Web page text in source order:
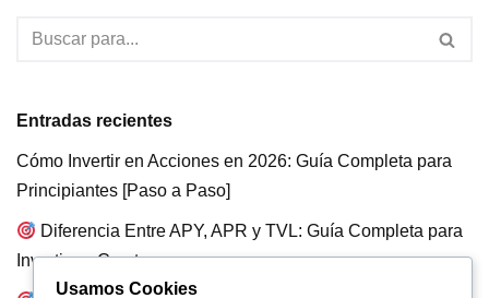
Entradas recientes
Cómo Invertir en Acciones en 2026: Guía Completa para
Principiantes [Paso a Paso]
Diferencia Entre APY, APR y TVL: Guía Completa para
Invertir en Crypto
Usamos Cookies